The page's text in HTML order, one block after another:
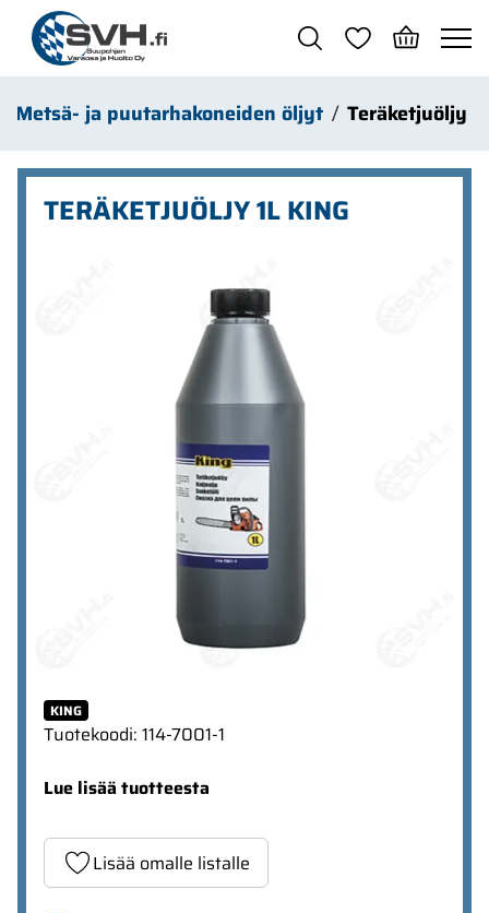
Siirry pääsisältöön
Metsä- ja puutarhakoneiden öljyt Teräketjuöljy
TERÄKETJUÖLJY 1L KING
KING
Tuotekoodi: 114-7001-1
Lue lisää tuotteesta
Lisää omalle listalle